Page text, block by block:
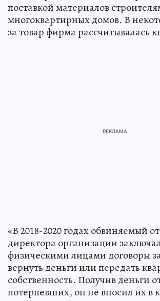
поставкой материалов
многоквартирных домов. В
за товар фирма рассчитывалась
«В 2018-2020 годах обвиняемый
директора организации
физическими лицами договоры
вернуть деньги или передать
собственность. Получив деньги
потерпевших, он не вносил их в